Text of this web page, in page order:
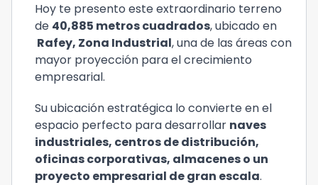
Hoy te presento este extraordinario terreno
de 40,885 metros cuadrados, ubicado en
Rafey, Zona Industrial, una de las áreas con
mayor proyección para el crecimiento
empresarial.
Su ubicación estratégica lo convierte en el
espacio perfecto para desarrollar naves
industriales, centros de distribución,
oficinas corporativas, almacenes o un
proyecto empresarial de gran escala.